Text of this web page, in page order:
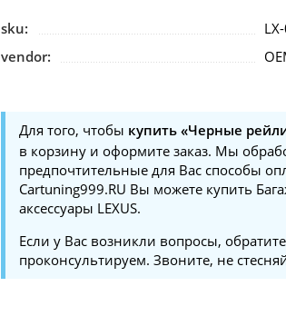
sku:
vendor:
Для того, чтобы купить «Черные
в корзину и оформите заказ. Мы
предпочтительные для Вас способы
Cartuning999.RU Вы можете купить
аксессуары LEXUS.
Если у Вас возникли вопросы,
проконсультируем. Звоните, не